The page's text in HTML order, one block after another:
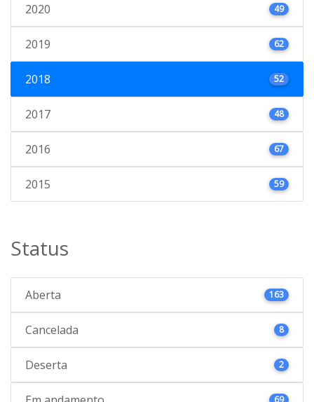
2020 49
2019 62
2018 52
2017 48
2016 67
2015 59
Status
Aberta 163
Cancelada 8
Deserta 2
69